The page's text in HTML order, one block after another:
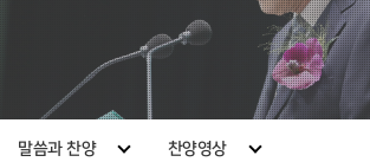
말씀과 찬양 찬양영상